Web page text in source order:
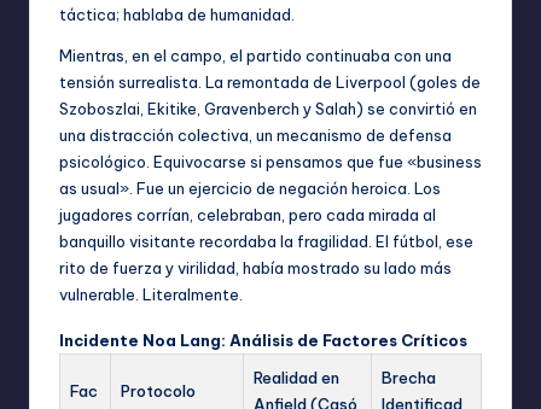
táctica; hablaba de humanidad.
Mientras, en el campo, el partido continuaba con una
tensión surrealista. La remontada de Liverpool (goles de
Szoboszlai, Ekitike, Gravenberch y Salah) se convirtió en
una distracción colectiva, un mecanismo de defensa
psicológico. Equivocarse si pensamos que fue «business
as usual». Fue un ejercicio de negación heroica. Los
jugadores corrían, celebraban, pero cada mirada al
banquillo visitante recordaba la fragilidad. El fútbol, ese
rito de fuerza y virilidad, había mostrado su lado más
vulnerable. Literalmente.
Incidente Noa Lang: Análisis de Factores Críticos
Fac
Protocolo
Realidad en
Anfield (Casó
Brecha
Identificad